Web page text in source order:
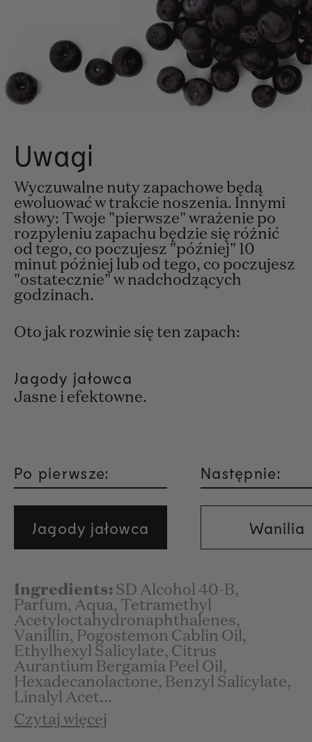
Uwagi
Wyczuwalne nuty zapachowe będą
ewoluować w trakcie noszenia. Innymi
słowy: Twoje "pierwsze" wrażenie po
rozpyleniu zapachu będzie się różnić
od tego, co poczujesz "później" 10
minut później lub od tego, co poczujesz
"ostatecznie" w nadchodzących
godzinach.
Oto jak rozwinie się ten zapach:
Jagody jałowca
Jasne i efektowne.
Po pierwsze:
Jagody jałowca
Następnie:
Wanilia
Ingredients: SD Alcohol 40-B,
Parfum, Aqua, Tetramethyl
Acetyloctahydronaphthalenes,
Vanillin, Pogostemon Cablin Oil,
Ethylhexyl Salicylate, Citrus
Aurantium Bergamia Peel Oil,
Hexadecanolactone, Benzyl Salicylate,
Linalyl Acet...
Czytaj więcej